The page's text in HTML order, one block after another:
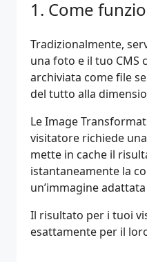
Come
Tradizionalmente,
una foto e il tuo CMS
archiviata come file
del tutto alla
Le Image
visitatore richiede
mette in cache il
istantaneamente la
un’immagine
Il risultato per i tuoi
esattamente per il